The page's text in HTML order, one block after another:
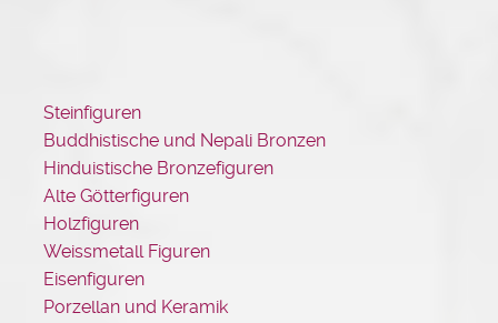
Steinfiguren
Buddhistische und Nepali Bronzen
Hinduistische Bronzefiguren
Alte Götterfiguren
Holzfiguren
Weissmetall Figuren
Eisenfiguren
Porzellan und Keramik